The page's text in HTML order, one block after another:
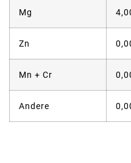
Mg
Zn
Mn + Cr
Andere